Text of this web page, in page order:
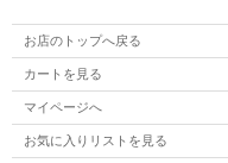
お店のトップへ戻る
カートを見る
マイページへ
お気に入りリストを見る